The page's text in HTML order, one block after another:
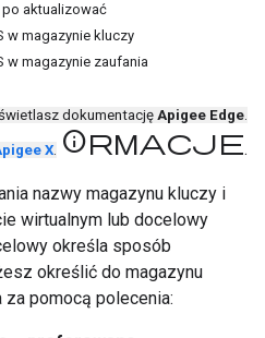
po aktualizować
w magazynie kluczy
w magazynie zaufania
dokumentacjęApigee Edge.
X. informacje.
nazwy magazynu kluczy i
wirtualnym lub docelowy
określa sposób
określić do magazynu
pomocą polecenia: